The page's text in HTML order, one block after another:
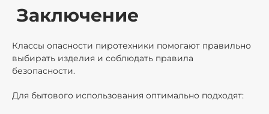
Заключение
Классы опасности пиротехники помогают правильно
выбирать изделия и соблюдать правила
безопасности.
Для бытового использования оптимально подходят: